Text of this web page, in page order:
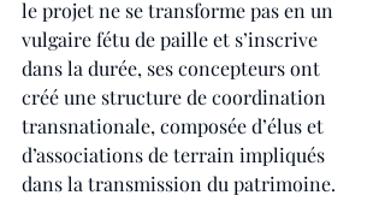
le projet ne se transforme pas en un
vulgaire fétu de paille et s’inscrive
dans la durée, ses concepteurs ont
créé une structure de coordination
transnationale, composée d’élus et
d’associations de terrain impliqués
dans la transmission du patrimoine.